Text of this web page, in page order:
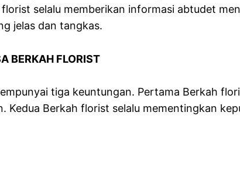
selalu memberikan informasi abtudet
jelas dan tangkas.
BERKAH FLORIST
tiga keuntungan. Pertama Berkah
Kedua Berkah florist selalu mementingkan